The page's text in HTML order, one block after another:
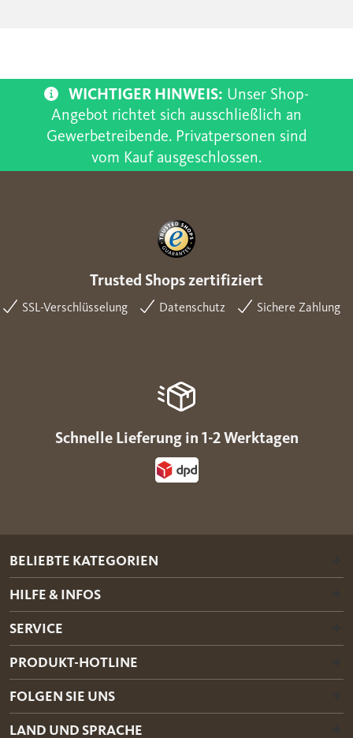
WICHTIGER HINWEIS: Unser Shop-
Angebot richtet sich ausschließlich an
Gewerbetreibende. Privatpersonen sind
vom Kauf ausgeschlossen.
Trusted Shops zertifiziert
SSL-Verschlüsselung Datenschutz Sichere Zahlung
Schnelle Lieferung in 1-2 Werktagen
BELIEBTE KATEGORIEN
HILFE & INFOS
SERVICE
PRODUKT-HOTLINE
FOLGEN SIE UNS
LAND UND SPRACHE